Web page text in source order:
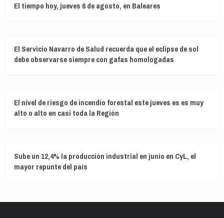
El tiempo hoy, jueves 6 de agosto, en Baleares
El Servicio Navarro de Salud recuerda que el eclipse de sol
debe observarse siempre con gafas homologadas
El nivel de riesgo de incendio forestal este jueves es es muy
alto o alto en casi toda la Región
Sube un 12,4% la producción industrial en junio en CyL, el
mayor repunte del país